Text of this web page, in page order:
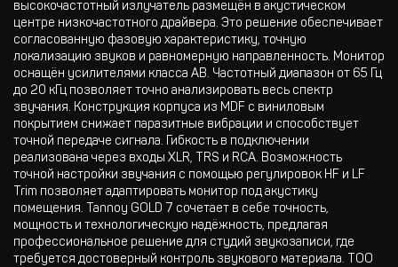
высокочастотный излучатель размещён в акустическом
центре низкочастотного драйвера. Это решение обеспечивает
согласованную фазовую характеристику, точную
локализацию звуков и равномерную направленность. Монитор
оснащён усилителями класса AB. Частотный диапазон от 65 Гц
до 20 кГц позволяет точно анализировать весь спектр
звучания. Конструкция корпуса из MDF с виниловым
покрытием снижает паразитные вибрации и способствует
точной передаче сигнала. Гибкость в подключении
реализована через входы XLR, TRS и RCA. Возможность
точной настройки звучания с помощью регулировок HF и LF
Trim позволяет адаптировать монитор под акустику
помещения. Tannoy GOLD 7 сочетает в себе точность,
мощность и технологическую надёжность, предлагая
профессиональное решение для студий звукозаписи, где
требуется достоверный контроль звукового материала. ТОО